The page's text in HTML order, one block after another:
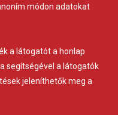
munka új alapgépe
módon adatokat
a látogatót a honlap
segítségével a látogatók
jeleníthetők meg a